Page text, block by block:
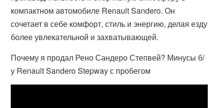
компактном автомобиле Renault Sandero. Он
сочетает в себе комфорт, стиль и энергию, делая езду
более увлекательной и захватывающей.
Почему я продал Рено Сандеро Степвей? Минусы б/
у Renault Sandero Stepway с пробегом